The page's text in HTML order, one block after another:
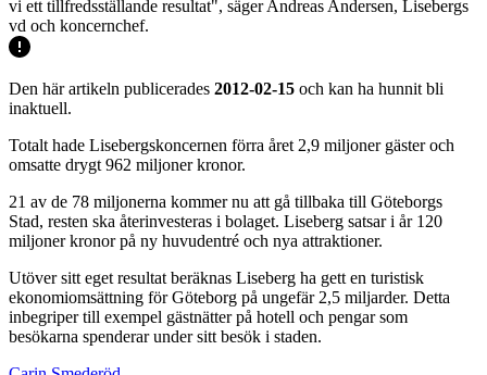
vi ett tillfredsställande resultat", säger Andreas Andersen, Lisebergs
vd och koncernchef.
Den här artikeln publicerades 2012-02-15 och kan ha hunnit bli
inaktuell.
Totalt hade Lisebergskoncernen förra året 2,9 miljoner gäster och
omsatte drygt 962 miljoner kronor.
21 av de 78 miljonerna kommer nu att gå tillbaka till Göteborgs
Stad, resten ska återinvesteras i bolaget. Liseberg satsar i år 120
miljoner kronor på ny huvudentré och nya attraktioner.
Utöver sitt eget resultat beräknas Liseberg ha gett en turistisk
ekonomiomsättning för Göteborg på ungefär 2,5 miljarder. Detta
inbegriper till exempel gästnätter på hotell och pengar som
besökarna spenderar under sitt besök i staden.